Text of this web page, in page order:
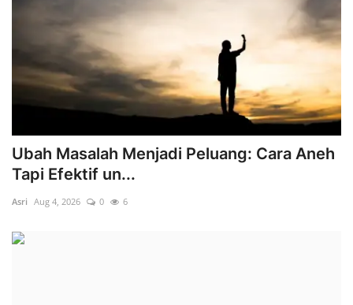
Ubah Masalah Menjadi Peluang: Cara Aneh
Tapi Efektif un...
Asri Aug 4, 2026 0 6